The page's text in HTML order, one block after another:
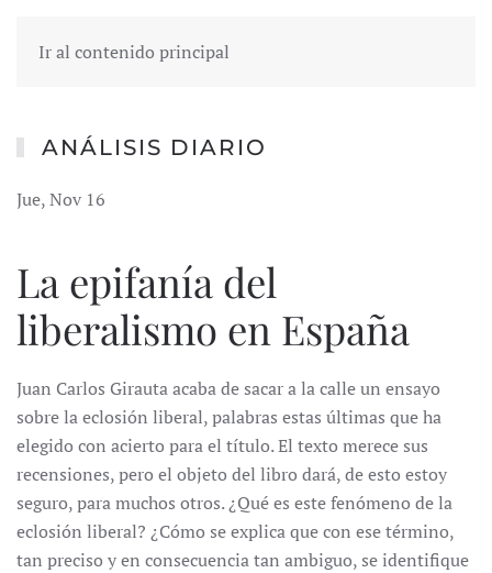
Ir al contenido principal
ANÁLISIS DIARIO
Jue, Nov 16
La epifanía del
liberalismo en España
Juan Carlos Girauta acaba de sacar a la calle un ensayo
sobre la eclosión liberal, palabras estas últimas que ha
elegido con acierto para el título. El texto merece sus
recensiones, pero el objeto del libro dará, de esto estoy
seguro, para muchos otros. ¿Qué es este fenómeno de la
eclosión liberal? ¿Cómo se explica que con ese término,
tan preciso y en consecuencia tan ambiguo, se identifique